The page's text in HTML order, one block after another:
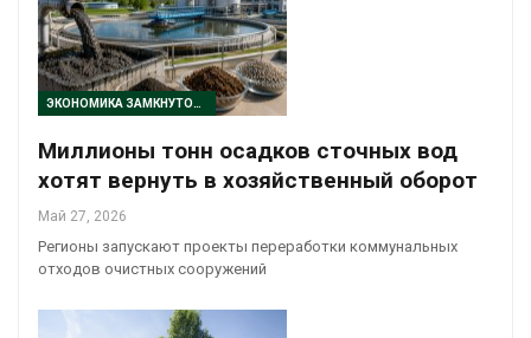
ЭКОНОМИКА ЗАМКНУТОГО ЦИКЛА
Миллионы тонн осадков сточных вод
хотят вернуть в хозяйственный оборот
Май 27, 2026
Регионы запускают проекты переработки коммунальных
отходов очистных сооружений